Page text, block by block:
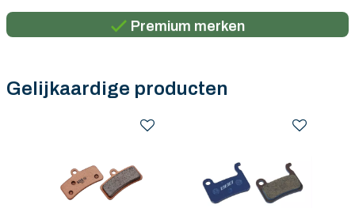
Premium merken
Gelijkaardige producten